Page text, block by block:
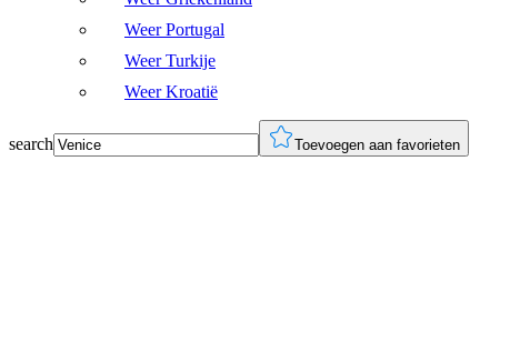
Weer Portugal
Weer Turkije
Weer Kroatië
search Toevoegen aan favorieten